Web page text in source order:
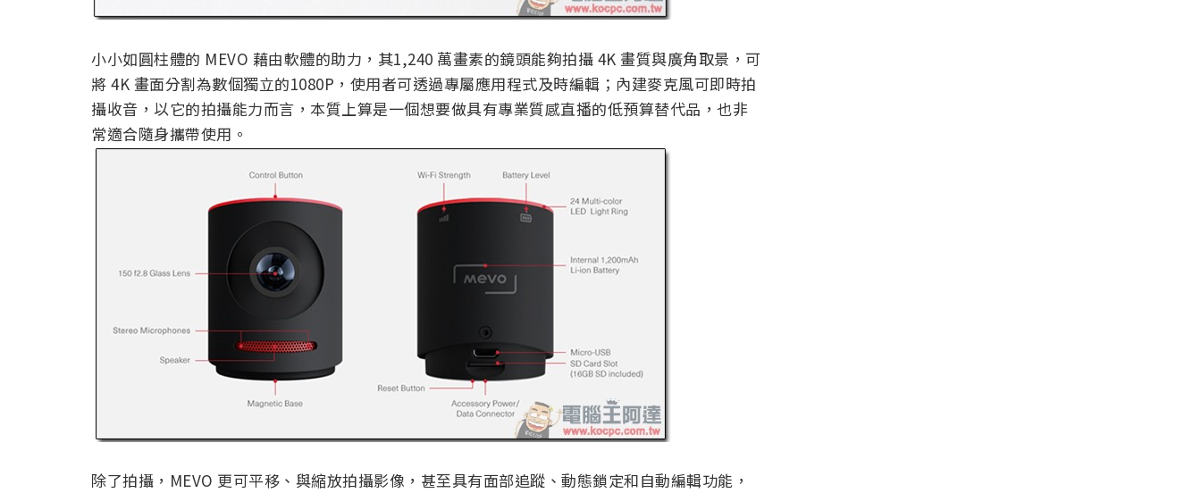
小小如圓柱體的 MEVO 藉由軟體的助力，其1,240 萬畫素的鏡頭能夠拍攝 4K 畫質與廣角取景，可
將 4K 畫面分割為數個獨立的1080P，使用者可透過專屬應用程式及時編輯；內建麥克風可即時拍
攝收音，以它的拍攝能力而言，本質上算是一個想要做具有專業質感直播的低預算替代品，也非
常適合隨身攜帶使用。
除了拍攝，MEVO 更可平移、與縮放拍攝影像，甚至具有面部追蹤、動態鎖定和自動編輯功能，